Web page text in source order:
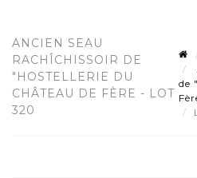
ANCIEN SEAU
RACHÎCHISSOIR DE
"HOSTELLERIE DU
CHÂTEAU DE FÈRE - LOT
320
de